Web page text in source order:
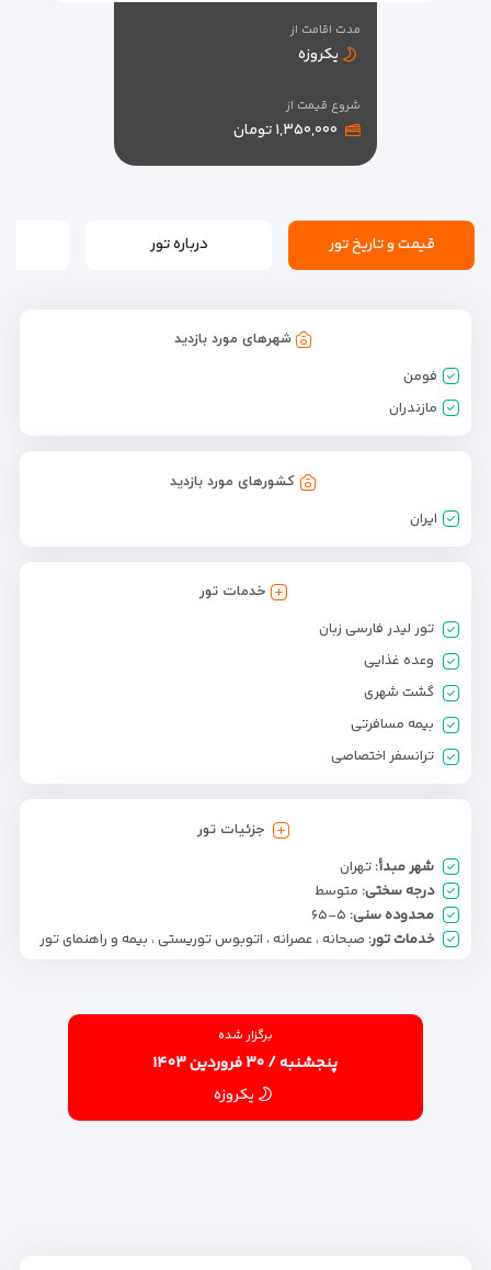
مدت اقامت از
یکروزه
شروع قیمت از
۱,۳۵۰,۰۰۰ تومان
قیمت و تاریخ تور درباره تور
شهرهای مورد بازدید
فومن
مازندران
کشورهای مورد بازدید
ایران
خدمات تور
تور لیدر فارسی زبان
وعده غذایی
گشت شهری
بیمه مسافرتی
ترانسفر اختصاصی
جزئیات تور
شهر مبدأ: تهران
درجه سختی: متوسط
محدوده سنی: ۵-۶۵
خدمات تور: صبحانه ، عصرانه ، اتوبوس توریستی ، بیمه و راهنمای تور
برگزار شده
پنجشنبه / ۳۰ فروردین ۱۴۰۳
یکروزه